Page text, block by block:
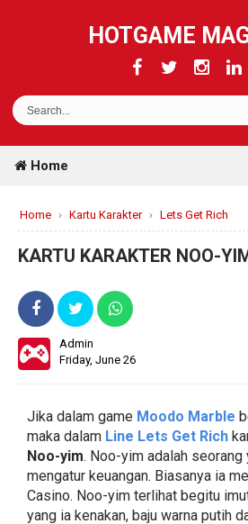
HOTGAME
Home
Home › Kartu Karakter › Lets Get Rich
KARTU KARAKTER NOO-
Admin
Friday, June 26
Jika dalam game Moodo Marble
maka dalam Line Lets Get Rich
Noo-yim. Noo-yim adalah seorang
mengatur keuangan. Biasanya ia
Casino. Noo-yim terlihat begitu
yang ia kenakan, baju warna putih